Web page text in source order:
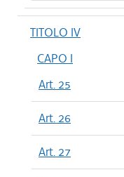
TITOLO IV
CAPO I
Art. 25
Art. 26
Art. 27